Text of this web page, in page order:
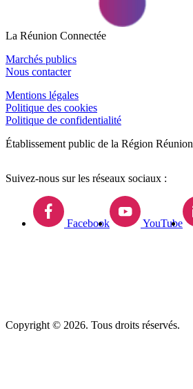
La Réunion Connectée
Marchés publics
Nous contacter
Mentions légales
Politique des cookies
Politique de confidentialité
Établissement public de la Région Réunion
Suivez-nous sur les réseaux sociaux :
Facebook YouTube
Copyright © 2026. Tous droits réservés.